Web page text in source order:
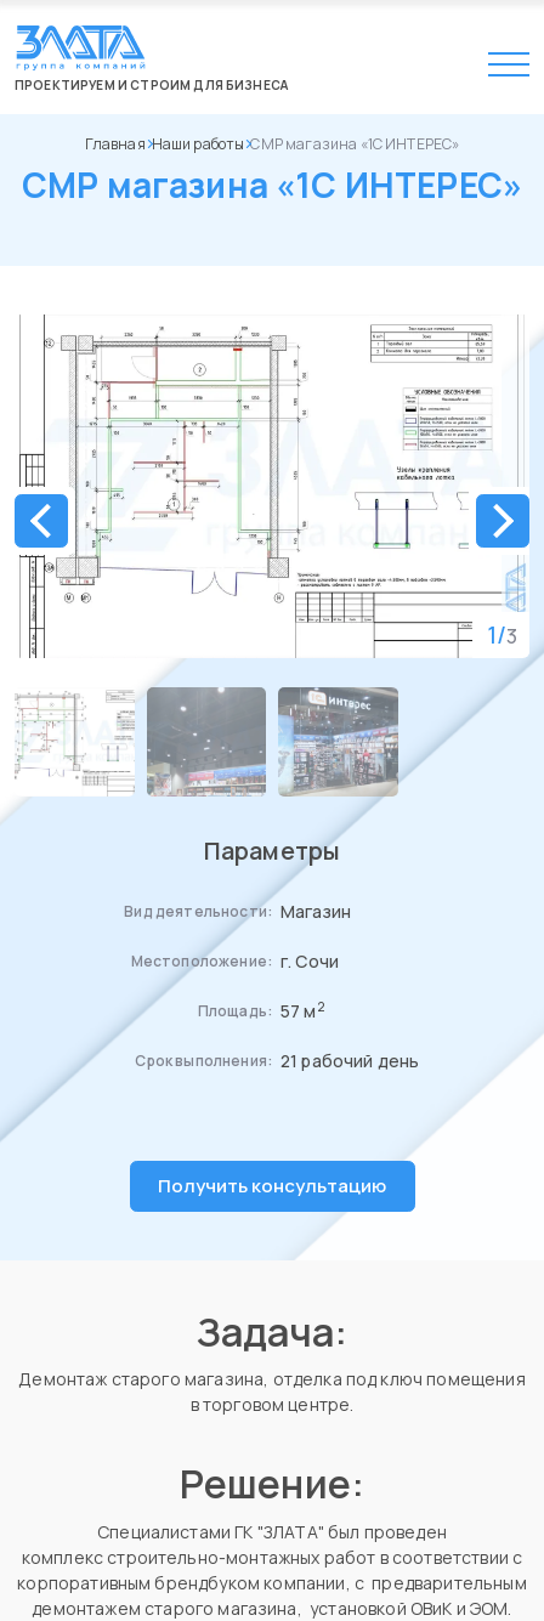
ПРОЕКТИРУЕМ И СТРОИМ ДЛЯ БИЗНЕСА
Главная Наши работы СМР магазина «1С ИНТЕРЕС»
СМР магазина «1С ИНТЕРЕС»
1/3
Параметры
Вид деятельности: Магазин
Местоположение: г. Сочи
Площадь: 57 м 2
Срок выполнения: 21 рабочий день
Получить консультацию
Задача:
Демонтаж старого магазина, отделка под ключ помещения
в торговом центре.
Решение:
Специалистами ГК "ЗЛАТА" был проведен
комплекс строительно-монтажных работ в соответствии с
корпоративным брендбуком компании, с предварительным
демонтажем старого магазина, установкой ОВиК и ЭОМ.